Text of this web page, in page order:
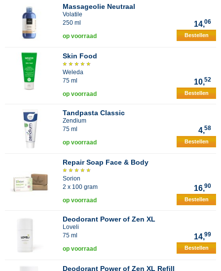
Massageolie Neutraal
Volatile
250 ml
14,06
op voorraad Bestellen
Skin Food
Weleda
75 ml
10,52
op voorraad Bestellen
Tandpasta Classic
Zendium
75 ml
4,58
op voorraad Bestellen
Repair Soap Face & Body
Sorion
2 x 100 gram
16,90
op voorraad Bestellen
Deodorant Power of Zen XL
Loveli
75 ml
14,99
op voorraad Bestellen
Deodorant Power of Zen XL Refill